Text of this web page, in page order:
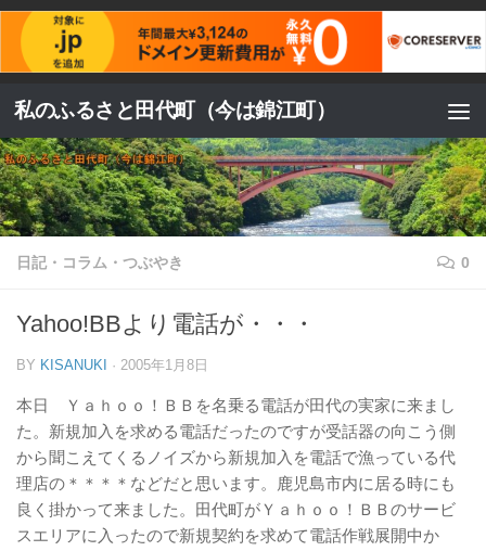
コンテンツへスキップ
私のふるさと田代町（今は錦江町）
日記・コラム・つぶやき 0
Yahoo!BBより電話が・・・
BY KISANUKI · 2005年1月8日
本日 Ｙａｈｏｏ！ＢＢを名乗る電話が田代の実家に来まし
た。新規加入を求める電話だったのですが受話器の向こう側
から聞こえてくるノイズから新規加入を電話で漁っている代
理店の＊＊＊＊などだと思います。鹿児島市内に居る時にも
良く掛かって来ました。田代町がＹａｈｏｏ！ＢＢのサービ
スエリアに入ったので新規契約を求めて電話作戦展開中か